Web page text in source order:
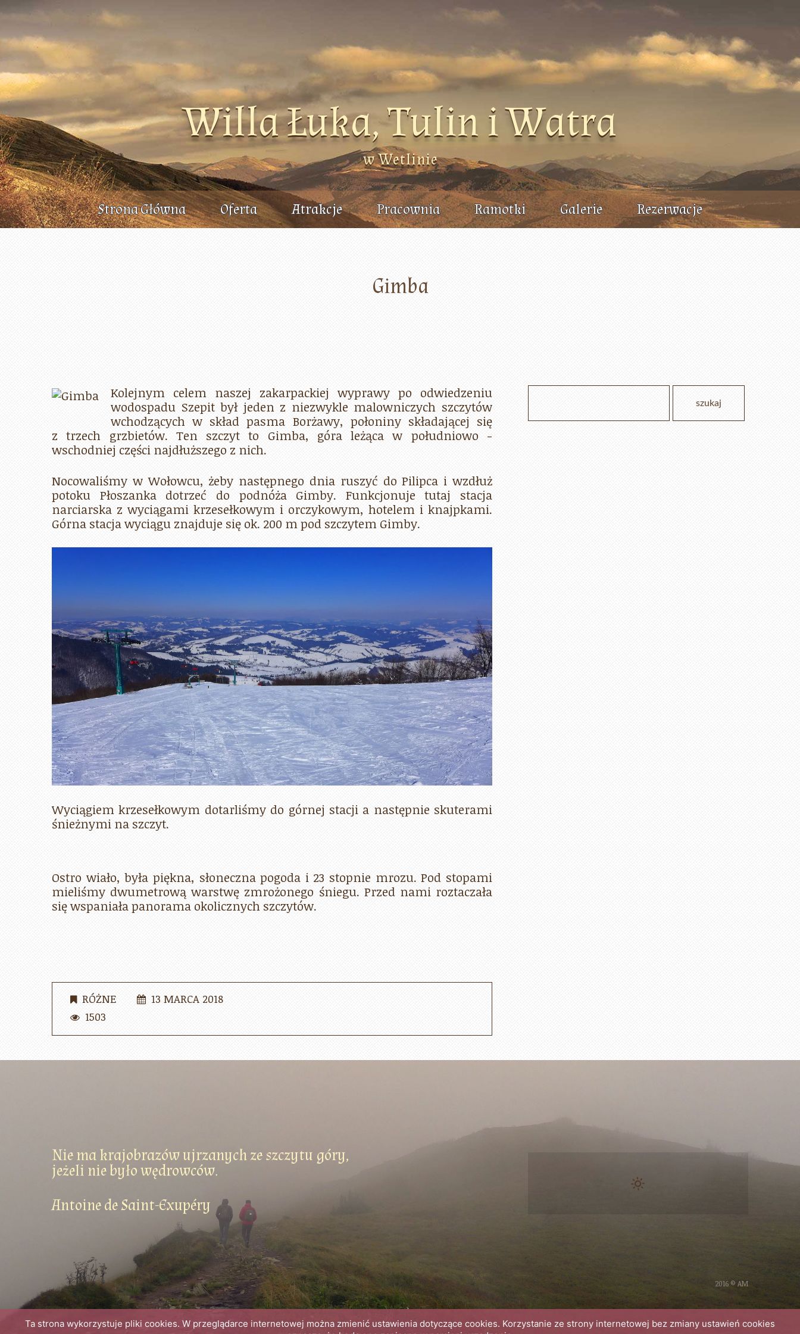
Willa Łuka, Tulin i Watra
w Wetlinie
Strona Główna Oferta Atrakcje Pracownia Ramotki Galerie Rezerwacje
Gimba
Kolejnym celem naszej zakarpackiej wyprawy po odwiedzeniu
wodospadu Szepit był jeden z niezwykle malowniczych szczytów
wchodzących w skład pasma Borżawy, połoniny składającej się
z trzech grzbietów. Ten szczyt to Gimba, góra leżąca w południowo -
wschodniej części najdłuższego z nich.
Nocowaliśmy w Wołowcu, żeby następnego dnia ruszyć do Pilipca i wzdłuż
potoku Płoszanka dotrzeć do podnóża Gimby. Funkcjonuje tutaj stacja
narciarska z wyciągami krzesełkowym i orczykowym, hotelem i knajpkami.
Górna stacja wyciągu znajduje się ok. 200 m pod szczytem Gimby.
Wyciągiem krzesełkowym dotarliśmy do górnej stacji a następnie skuterami
śnieżnymi na szczyt.
Ostro wiało, była piękna, słoneczna pogoda i 23 stopnie mrozu. Pod stopami
mieliśmy dwumetrową warstwę zmrożonego śniegu. Przed nami roztaczała
się wspaniała panorama okolicznych szczytów.
RÓŻNE
13 MARCA 2018
1503
Nie ma krajobrazów ujrzanych ze szczytu góry,
jeżeli nie było wędrowców.
Antoine de Saint-Exupéry
2016 © AM
Ta strona wykorzystuje pliki cookies. W przeglądarce internetowej można zmienić ustawienia dotyczące cookies. Korzystanie ze strony internetowej bez zmiany ustawień cookies